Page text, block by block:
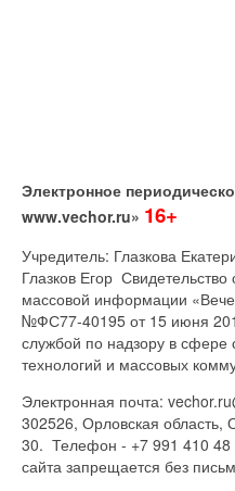
Электронное
www.vechor.ru» 16+
Учредитель: Глазкова
Глазков Егор Свидетельство
массовой информации
№ФС77-40195 от 15 июня
службой по надзору в
технологий и массовых
Электронная почта:
302526, Орловская область,
30. Телефон - +7 991 410 48
сайта запрещается без